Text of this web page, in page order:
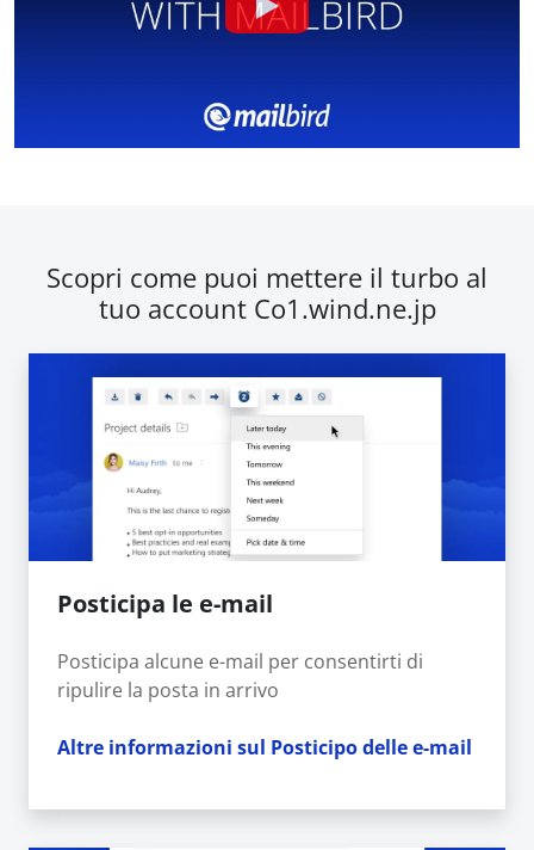
Scopri come puoi mettere il turbo al
tuo account Co1.wind.ne.jp
Posticipa le e-mail
Posticipa alcune e-mail per consentirti di
ripulire la posta in arrivo
Altre informazioni sul Posticipo delle e-mail